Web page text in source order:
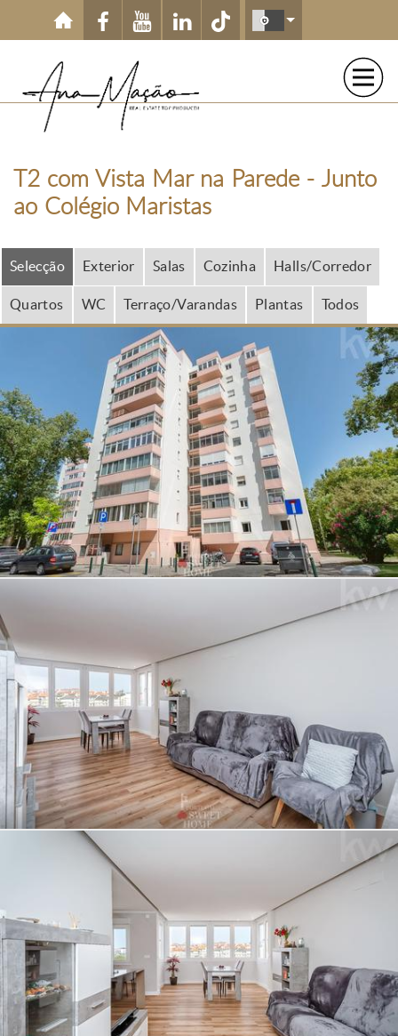
Passar para o conteúdo principal
T2 com Vista Mar na Parede - Junto
ao Colégio Maristas
Selecção Exterior Salas Cozinha Halls/Corredor
Quartos WC Terraço/Varandas Plantas Todos